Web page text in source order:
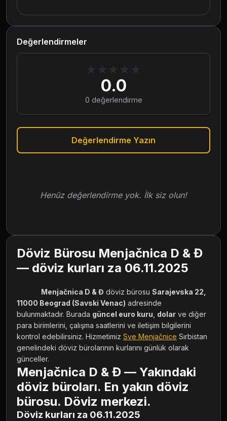
Değerlendirmeler
★ ★ ★ ★ ★
0.0
0 değerlendirme
Değerlendirme Yazın
Henüz değerlendirme yok. İlk siz olun!
Döviz Bürosu Menjačnica D & Đ
— döviz kurları za 06.11.2025
Menjačnica D & Đ döviz bürosu Sarajevska 22,
11000 Beograd (Savski Venac) adresinde
bulunmaktadır. Burada güncel euro kuru dolar ve diğer
para birimlerini, çalışma saatlerini ve iletişim bilgilerini
kontrol edebilirsiniz. Hizmetimiz Sve Menjačnice Sırbistan
genelindeki döviz bürolarının kurlarını günlük olarak
günceller.
Menjačnica D & Đ — Yakındaki
döviz büroları. En yakın döviz
bürosu. Döviz merkezi.
Döviz kurları za 06.11.2025